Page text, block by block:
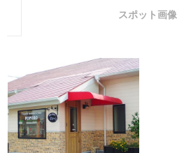
スポット画像